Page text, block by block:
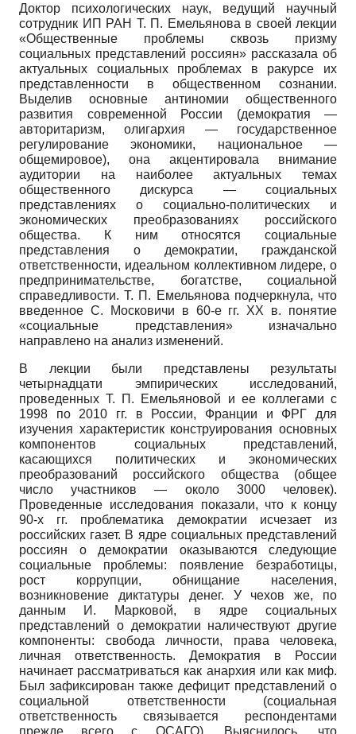
Доктор психологических наук, ведущий научный
сотрудник ИП РАН Т. П. Емельянова в своей лекции
«Общественные проблемы сквозь призму
социальных представлений россиян» рассказала об
актуальных социальных проблемах в ракурсе их
представленности в общественном сознании.
Выделив основные антиномии общественного
развития современной России (демократия —
авторитаризм, олигархия — государственное
регулирование экономики, национальное —
общемировое), она акцентировала внимание
аудитории на наиболее актуальных темах
общественного дискурса — социальных
представлениях о социально-политических и
экономических преобразованиях российского
общества. К ним относятся социальные
представления о демократии, гражданской
ответственности, идеальном коллективном лидере, о
предпринимательстве, богатстве, социальной
справедливости. Т. П. Емельянова подчеркнула, что
введенное С. Московичи в 60-е гг. XX в. понятие
«социальные представления» изначально
направлено на анализ изменений.
В лекции были представлены результаты
четырнадцати эмпирических исследований,
проведенных Т. П. Емельяно­вой и ее коллегами с
1998 по 2010 гг. в России, Франции и ФРГ для
изучения характеристик конструирования основных
компонентов социальных представлений,
касающихся политических и экономических
преобразований российского общества (общее
число участников — около 3000 человек).
Проведенные исследования показали, что к концу
90-х гг. проблематика демократии исчезает из
российских газет. В ядре социальных представлений
россиян о демократии оказываются следующие
социальные проблемы: появление безработицы,
рост коррупции, обнищание населения,
возникновение диктатуры денег. У чехов же, по
данным И. Марковой, в ядре социальных
представлений о демократии наличествуют другие
компоненты: свобода личности, права человека,
личная ответственность. Демократия в России
начинает рассматриваться как анархия или как миф.
Был зафиксирован также дефицит представлений о
социальной ответственности (социальная
ответственность связывается респондентами
прежде всего с ОСАГО). Выяснилось, что